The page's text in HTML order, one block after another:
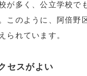
が多く、公立学校で
このように、阿倍野
られています。
セスがよい